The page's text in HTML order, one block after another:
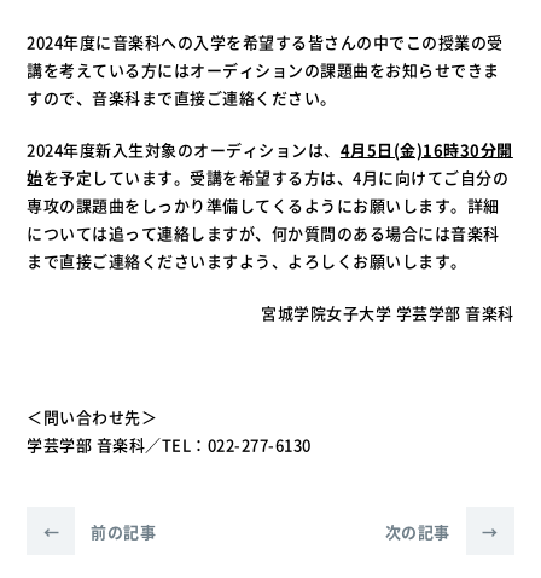
2024年度に音楽科への入学を希望する皆さんの中でこの授業の受
講を考えている方にはオーディションの課題曲をお知らせできま
すので、音楽科まで直接ご連絡ください。
2024年度新入生対象のオーディションは、 4月5日(金)16時30分開
始を予定しています。受講を希望する方は、4月に向けてご自分の
専攻の課題曲をしっかり準備してくるようにお願いします。詳細
については追って連絡しますが、何か質問のある場合には音楽科
まで直接ご連絡くださいますよう、よろしくお願いします。
宮城学院女子大学 学芸学部 音楽科
＜問い合わせ先＞
学芸学部 音楽科／TEL：022-277-6130
← 前の記事 次の記事 →